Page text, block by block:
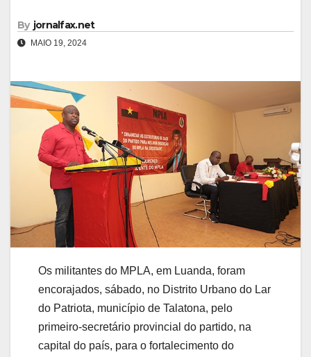
By jornalfax.net
MAIO 19, 2024
Os militantes do MPLA, em Luanda, foram
encorajados, sábado, no Distrito Urbano do Lar
do Patriota, município de Talatona, pelo
primeiro-secretário provincial do partido, na
capital do país, para o fortalecimento do